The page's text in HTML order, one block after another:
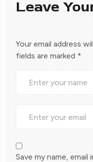
Leave
Your email address
fields are marked *
Save my name,